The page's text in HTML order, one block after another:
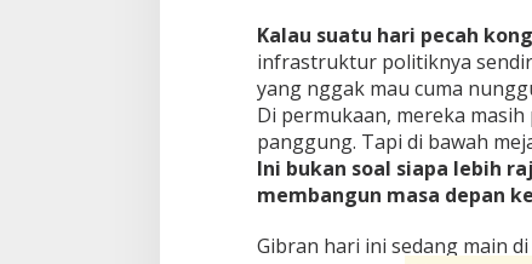
Kalau suatu hari pecah
infrastruktur politiknya
yang nggak mau cuma
Di permukaan, mereka
panggung. Tapi di bawah
Ini bukan soal siapa lebih
membangun masa depan
Gibran hari ini sedang main